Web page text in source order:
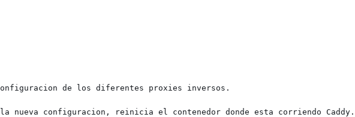
de los diferentes proxies inversos.
nueva configuracion, reinicia el contenedor donde esta corriendo Caddy.